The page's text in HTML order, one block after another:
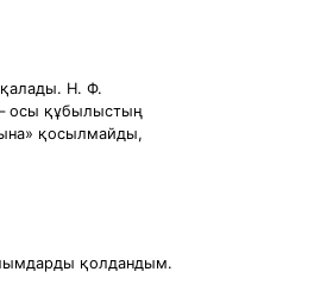
Н. Ф.
– осы құбылыстың
қосылмайды,
қолдандым.